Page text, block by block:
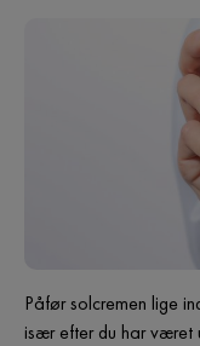
Påfør solcremen lige
især efter du har været